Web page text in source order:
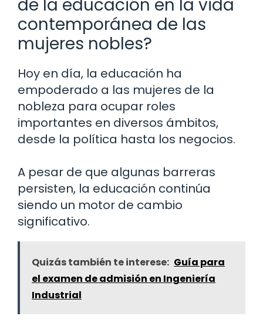
de la educación en la vida
contemporánea de las
mujeres nobles?
Hoy en día, la educación ha
empoderado a las mujeres de la
nobleza para ocupar roles
importantes en diversos ámbitos,
desde la política hasta los negocios.
A pesar de que algunas barreras
persisten, la educación continúa
siendo un motor de cambio
significativo.
Quizás también te interese: Guía para
el examen de admisión en Ingeniería
Industrial